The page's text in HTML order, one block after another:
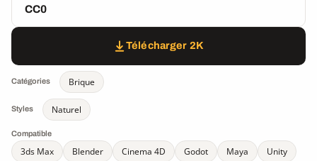
CC0
Télécharger 2K
Catégories Brique
Styles Naturel
Compatible
3ds Max Blender Cinema 4D Godot Maya
Unity